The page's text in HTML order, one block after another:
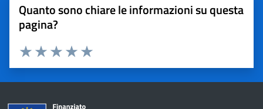
Quanto sono chiare le informazioni su questa
pagina?
Valuta 5 stelle su 5
Valuta 4 stelle su 5
Valuta 3 stelle su 5
Valuta 2 stelle su 5
Valuta 1 stelle su 5